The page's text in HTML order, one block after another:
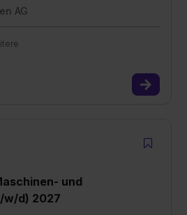
AG
und
w/d) 2027